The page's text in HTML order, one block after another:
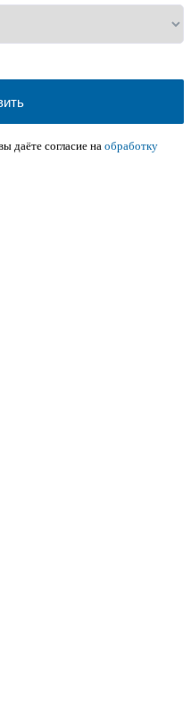
даёте согласие на обработку